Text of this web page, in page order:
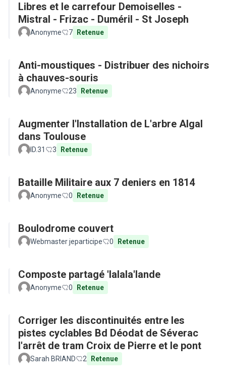
Libres et le carrefour Demoiselles -
Mistral - Frizac - Duméril - St Joseph
Anonyme 7 Retenue
Anti-moustiques - Distribuer des nichoirs
à chauves-souris
Anonyme 23 Retenue
Augmenter l'Installation de L'arbre Algal
dans Toulouse
ID.31 3 Retenue
Bataille Militaire aux 7 deniers en 1814
Anonyme 0 Retenue
Boulodrome couvert
Webmaster jeparticipe 0 Retenue
Composte partagé 'lalala'lande
Anonyme 0 Retenue
Corriger les discontinuités entre les
pistes cyclables Bd Déodat de Séverac
l'arrêt de tram Croix de Pierre et le pont
Sarah BRIAND 2 Retenue